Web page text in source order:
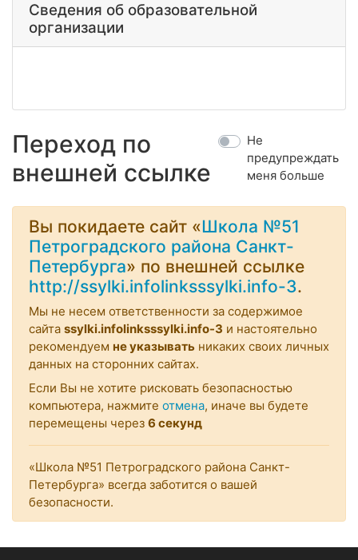
Сведения об образовательной
организации
Переход по
внешней ссылке
Не
предупреждать
меня больше
Вы покидаете сайт «Школа №51
Петроградского района Санкт-
Петербурга» по внешней ссылке
http://ssylki.infolinksssylki.info-3.
Мы не несем ответственности за содержимое
сайта ssylki.infolinksssylki.info-3 и настоятельно
рекомендуем не указывать никаких своих личных
данных на сторонних сайтах.
Если Вы не хотите рисковать безопасностью
компьютера, нажмите отмена, иначе вы будете
перемещены через 6 секунд
«Школа №51 Петроградского района Санкт-
Петербурга» всегда заботится о вашей
безопасности.